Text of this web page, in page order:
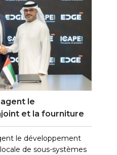
le
et la fourniture
électroniques
le développement
de sous-systèmes